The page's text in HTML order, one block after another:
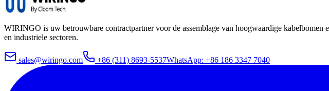
WIRINGO is uw betrouwbare contractpartner voor de assemblage van hoogwaardige
en industriele sectoren.
sales@wiringo.com +86 (311) 8693-5537WhatsApp: +86 186 3347 7040